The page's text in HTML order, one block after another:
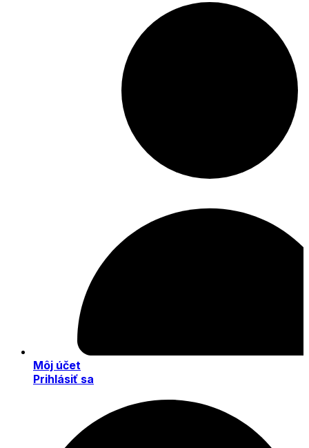
Môj účet
Prihlásiť sa